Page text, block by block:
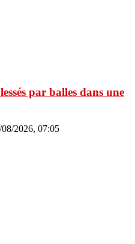
par balles dans une
08/2026, 07:05